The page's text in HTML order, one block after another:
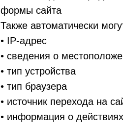
формы сайта
Также автоматически
• IP-адрес
• сведения о
• тип устройства
• тип браузера
• источник перехода на
• информация о